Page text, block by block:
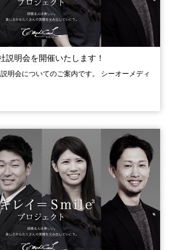
説明会を開催いたします！
明会についてのご案内です。 シーオーメディ